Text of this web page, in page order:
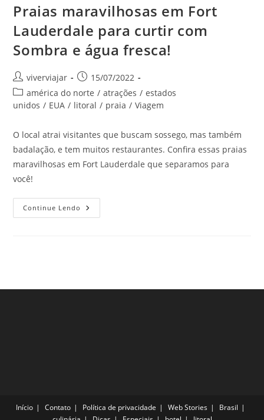
Praias maravilhosas em Fort
Lauderdale para curtir com
Sombra e água fresca!
Autor
do
post:
viverviajar
Post
publicado:
15/07/2022
Categoria
do
américa do norte / atrações / estados
unidos / EUA / litoral / praia / Viagem
O local atrai visitantes que buscam sossego, mas também
badalação, e tem muitos restaurantes. Confira essas praias
maravilhosas em Fort Lauderdale que separamos para
você!
Continue Lendo Praias
Maravilhosas
Água
Início Contato Política de privacidade Web Stories
Brasil